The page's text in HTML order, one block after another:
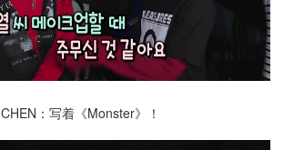
CHEN：写着《Monster》！